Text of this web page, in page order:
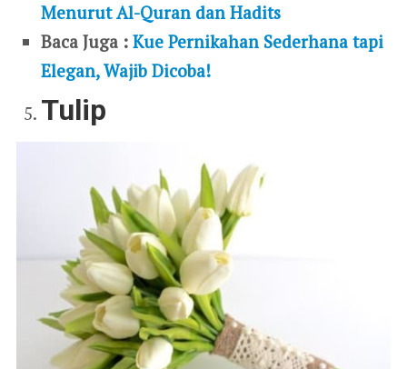
Menurut Al-Quran dan Hadits
Baca Juga :Kue Pernikahan Sederhana tapi
Elegan, Wajib Dicoba!
Tulip